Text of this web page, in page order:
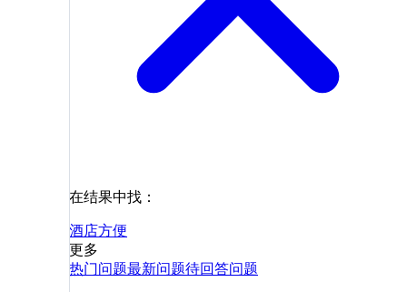
在结果中找：
酒店方便
更多
热门问题最新问题待回答问题